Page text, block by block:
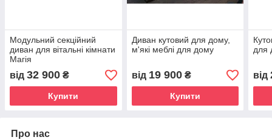
Модульний секційний
диван для вітальні кімнати
Магія
від 32 900 ₴
Купити
Диван кутовий для дому,
м'які меблі для дому
від 19 900₴
Купити
для
від
Про нас